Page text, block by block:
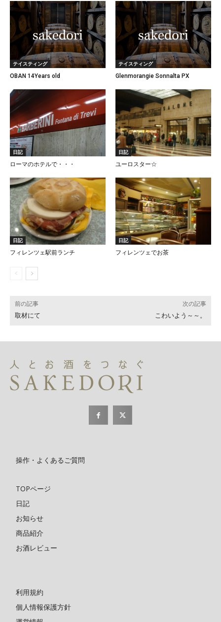
テイスティング
OBAN 14Years old
テイスティング
Glenmorangie Sonnalta PX
日記
ローマのホテルで・・・
日記
ユーロスター☆
日記
フィレンツェ駅前ランチ
日記
フィレンツェでお茶
前の記事
取材にて
次の記事
こわいよう～～。
操作・よくあるご質問
TOPページ
日記
お知らせ
商品紹介
お酒レビュー
利用規約
個人情報保護方針